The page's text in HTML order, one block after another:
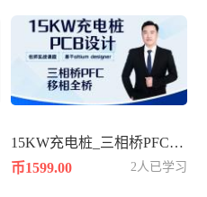
15KW充电桩_三相桥PFC_移相全桥
币1599.00
2人已学习